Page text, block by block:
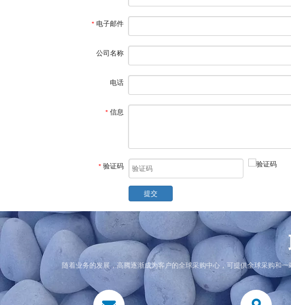
* 电子邮件
公司名称
电话
* 信息
* 验证码
提交
随着业务的发展，高腾逐渐成为客户的全球采购中心，可提供全球采购和